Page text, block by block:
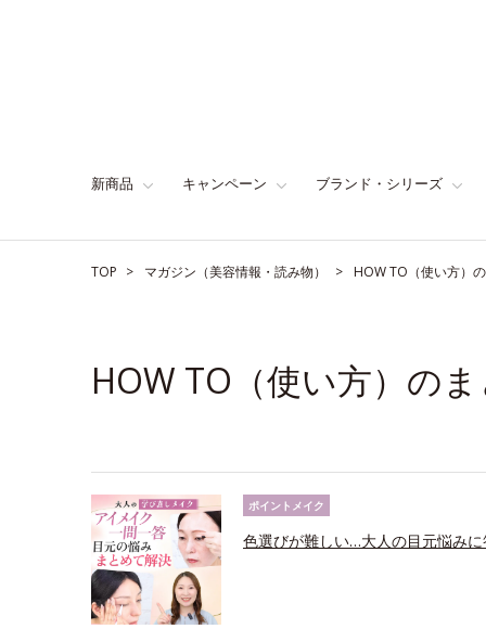
新商品 キャンペーン ブランド・シリーズ
TOP マガジン（美容情報・読み物） HOW TO（使い方）
HOW TO（使い方）の
ポイントメイク
色選びが難しい…大人の目元悩み